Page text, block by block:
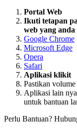
Portal Web
Ikuti tetapan
web yang
Google Chrome
Microsoft Edge
Opera
Safari
Aplikasi klikit
Pastikan
Aplikasi lain
untuk bantuan
Perlu Bantuan?